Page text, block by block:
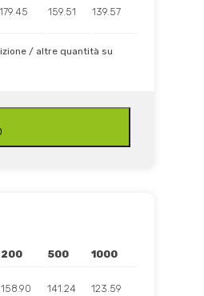
179.45 159.51 139.57
/ altre quantità su
200 500 1000
158.90 141.24 123.59